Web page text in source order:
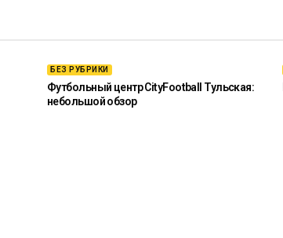
БЕЗ РУБРИКИ
Футбольный центр CityFootball Тульская:
небольшой обзор